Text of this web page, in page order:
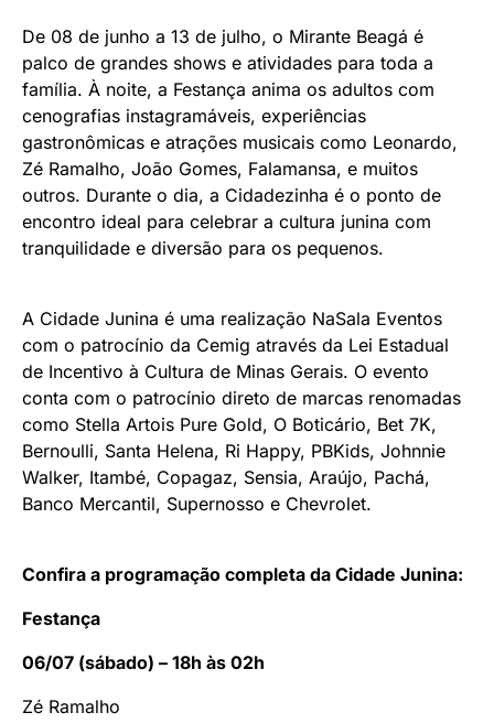
De 08 de junho a 13 de julho, o Mirante Beagá é
palco de grandes shows e atividades para toda a
família. À noite, a Festança anima os adultos com
cenografias instagramáveis, experiências
gastronômicas e atrações musicais como Leonardo,
Zé Ramalho, João Gomes, Falamansa, e muitos
outros. Durante o dia, a Cidadezinha é o ponto de
encontro ideal para celebrar a cultura junina com
tranquilidade e diversão para os pequenos.
A Cidade Junina é uma realização NaSala Eventos
com o patrocínio da Cemig através da Lei Estadual
de Incentivo à Cultura de Minas Gerais. O evento
conta com o patrocínio direto de marcas renomadas
como Stella Artois Pure Gold, O Boticário, Bet 7K,
Bernoulli, Santa Helena, Ri Happy, PBKids, Johnnie
Walker, Itambé, Copagaz, Sensia, Araújo, Pachá,
Banco Mercantil, Supernosso e Chevrolet.
Confira a programação completa da Cidade Junina:
Festança
06/07 (sábado) – 18h às 02h
Zé Ramalho